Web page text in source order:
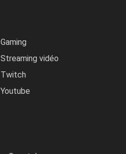
Gaming
Streaming vidéo
Twitch
Youtube